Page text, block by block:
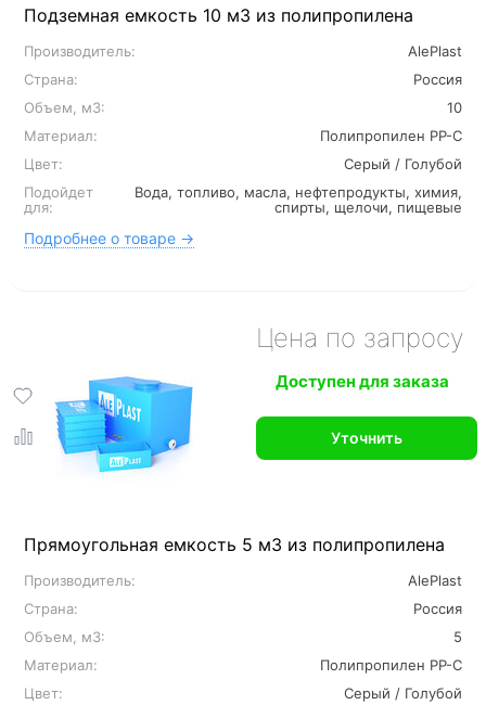
Подземная емкость 10 м3 из полипропилена
Производитель:
AlePlast
Страна:
Россия
Объем, м3:
10
Материал:
Полипропилен PP-C
Цвет:
Серый / Голубой
Подойдет
для:
Вода, топливо, масла, нефтепродукты, химия,
спирты, щелочи, пищевые
Подробнее о товаре →
Прямоугольная емкость 5 м3 из полипропилена
Производитель:
AlePlast
Страна:
Россия
Объем, м3:
5
Материал:
Полипропилен PP-C
Цвет:
Серый / Голубой
Цена по запросу
Доступен для заказа
Уточнить